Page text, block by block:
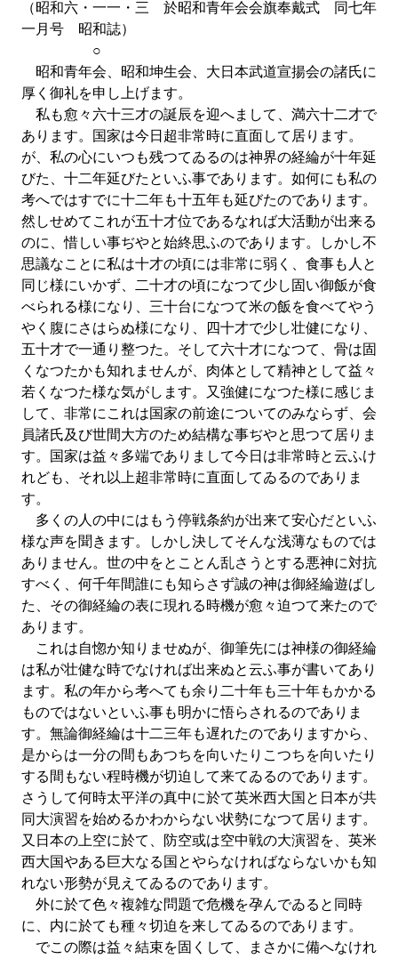
（昭和六・一一・三 於昭和青年会会旗奉戴式 同七年
一月号 昭和誌）
○
昭和青年会、昭和坤生会、大日本武道宣揚会の諸氏に
厚く御礼を申し上げます。
私も愈々六十三才の誕辰を迎へまして、満六十二才で
あります。国家は今日超非常時に直面して居ります。
が、私の心にいつも残つてゐるのは神界の経綸が十年延
びた、十二年延びたといふ事であります。如何にも私の
考へではすでに十二年も十五年も延びたのであります。
然しせめてこれが五十才位であるなれば大活動が出来る
のに、惜しい事ぢやと始終思ふのであります。しかし不
思議なことに私は十才の頃には非常に弱く、食事も人と
同じ様にいかず、二十才の頃になつて少し固い御飯が食
べられる様になり、三十台になつて米の飯を食べてやう
やく腹にさはらぬ様になり、四十才で少し壮健になり、
五十才で一通り整つた。そして六十才になつて、骨は固
くなつたかも知れませんが、肉体として精神として益々
若くなつた様な気がします。又強健になつた様に感じま
して、非常にこれは国家の前途についてのみならず、会
員諸氏及び世間大方のため結構な事ぢやと思つて居りま
す。国家は益々多端でありまして今日は非常時と云ふけ
れども、それ以上超非常時に直面してゐるのでありま
す。
多くの人の中にはもう停戦条約が出来て安心だといふ
様な声を聞きます。しかし決してそんな浅薄なものでは
ありません。世の中をとことん乱さうとする悪神に対抗
すべく、何千年間誰にも知らさず誠の神は御経綸遊ばし
た、その御経綸の表に現れる時機が愈々迫つて来たので
あります。
これは自惚か知りませぬが、御筆先には神様の御経綸
は私が壮健な時でなければ出来ぬと云ふ事が書いてあり
ます。私の年から考へても余り二十年も三十年もかかる
ものではないといふ事も明かに悟らされるのでありま
す。無論御経綸は十二三年も遅れたのでありますから、
是からは一分の間もあつちを向いたりこつちを向いたり
する間もない程時機が切迫して来てゐるのであります。
さうして何時太平洋の真中に於て英米西大国と日本が共
同大演習を始めるかわからない状勢になつて居ります。
又日本の上空に於て、防空或は空中戦の大演習を、英米
西大国やある巨大なる国とやらなければならないかも知
れない形勢が見えてゐるのであります。
外に於て色々複雑な問題で危機を孕んでゐると同時
に、内に於ても種々切迫を来してゐるのであります。
でこの際は益々結束を固くして、まさかに備へなけれ